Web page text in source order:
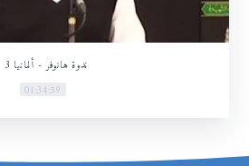
ندوة هانوفر - ألمانيا 3
01:34:59